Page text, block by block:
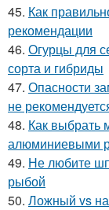
45. Как
рекомендации
46. Огурцы для
сорта и гибриды
47. Опасности
не
48. Как выбрать
алюминиевыми
49. Не любите
рыбой
50. Ложный vs